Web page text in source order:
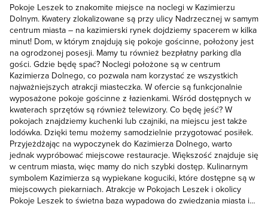
Pokoje Leszek to znakomite miejsce na noclegi w Kazimierzu
Dolnym. Kwatery zlokalizowane są przy ulicy Nadrzecznej w samym
centrum miasta – na kazimierski rynek dojdziemy spacerem w kilka
minut! Dom, w którym znajdują się pokoje gościnne, położony jest
na ogrodzonej posesji. Mamy tu również bezpłatny parking dla
gości. Gdzie będę spać? Noclegi położone są w centrum
Kazimierza Dolnego, co pozwala nam korzystać ze wszystkich
najważniejszych atrakcji miasteczka. W ofercie są funkcjonalnie
wyposażone pokoje gościnne z łazienkami. Wśród dostępnych w
kwaterach sprzętów są również telewizory. Co będę jeść? W
pokojach znajdziemy kuchenki lub czajniki, na miejscu jest także
lodówka. Dzięki temu możemy samodzielnie przygotować posiłek.
Przyjeżdżając na wypoczynek do Kazimierza Dolnego, warto
jednak wypróbować miejscowe restauracje. Większość znajduje się
w centrum miasta, więc mamy do nich szybki dostęp. Kulinarnym
symbolem Kazimierza są wypiekane koguciki, które dostępne są w
miejscowych piekarniach. Atrakcje w Pokojach Leszek i okolicy
Pokoje Leszek to świetna baza wypadowa do zwiedzania miasta i